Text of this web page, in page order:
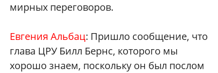
мирных переговоров.
Евгения Альбац: Пришло сообщение, что
глава ЦРУ Билл Бернс, которого мы
хорошо знаем, поскольку он был послом